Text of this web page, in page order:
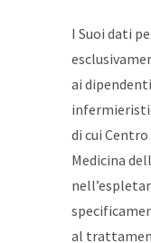
I Suoi dati
ai
di cui
Medicina
al